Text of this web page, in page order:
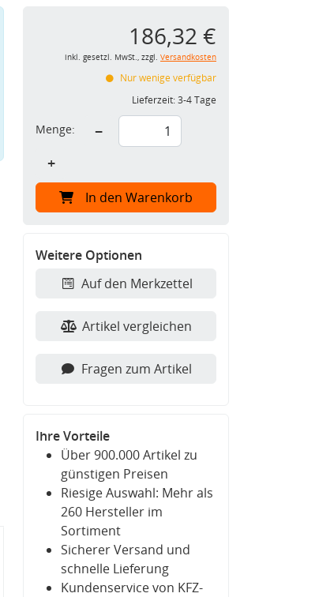
186,32 €
inkl. gesetzl. MwSt., zzgl. Versandkosten
Nur wenige verfügbar
Lieferzeit:3-4 Tage
Menge:
−
+
In den Warenkorb
Weitere Optionen
Auf den Merkzettel
Artikel vergleichen
Fragen zum Artikel
Ihre Vorteile
Über 900.000 Artikel zu
günstigen Preisen
Riesige Auswahl: Mehr als
260 Hersteller im
Sortiment
Sicherer Versand und
schnelle Lieferung
Kundenservice von KFZ-